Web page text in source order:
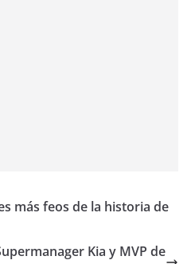
más feos de la historia de
Kia y MVP de